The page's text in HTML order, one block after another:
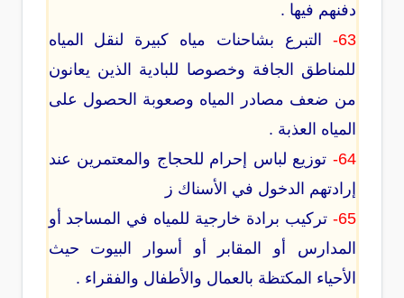
دفنهم فيها .
63-
التبرع بشاحنات مياه كبيرة لنقل المياه
للمناطق الجافة وخصوصا للبادية الذين يعانون
من ضعف مصادر المياه وصعوبة الحصول على
المياه العذبة .
64-
توزيع لباس إحرام للحجاج والمعتمرين عند
إرادتهم الدخول في الأسناك ز
65- تركيب برادة خارجية للمياه في المساجد أو
المدارس أو المقابر أو أسوار البيوت حيث
الأحياء المكتظة بالعمال والأطفال والفقراء .